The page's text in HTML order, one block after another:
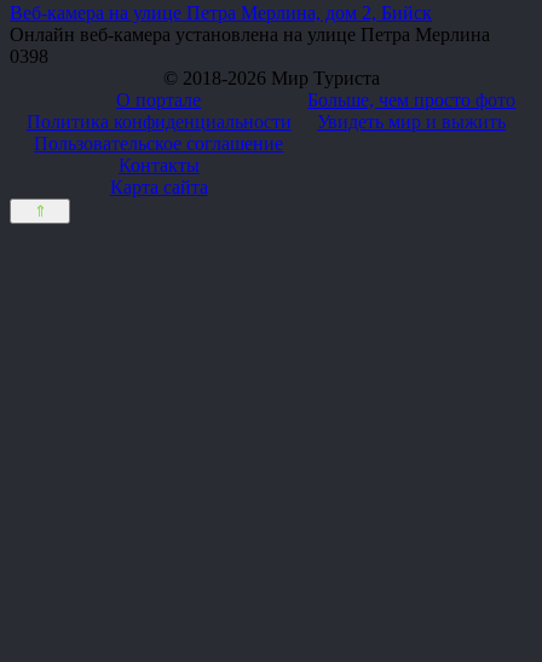
Веб-камера на улице Петра Мерлина, дом 2, Бийск
Онлайн веб-камера установлена на улице Петра Мерлина
0398
© 2018-2026 Мир Туриста
О портале
Политика конфиденциальности
Пользовательское соглашение
Контакты
Карта сайта
Больше, чем просто фото
Увидеть мир и выжить